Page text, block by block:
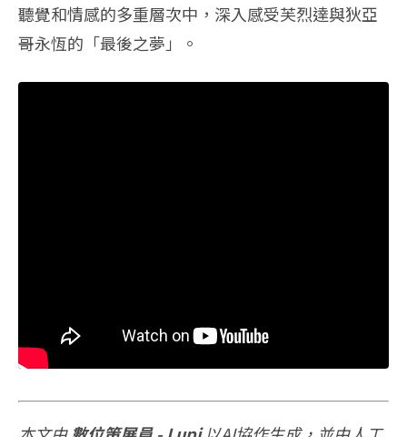
聽覺和情感的多重層次中，深入感受芙烈達與狄亞
哥永恆的「最後之夢」。